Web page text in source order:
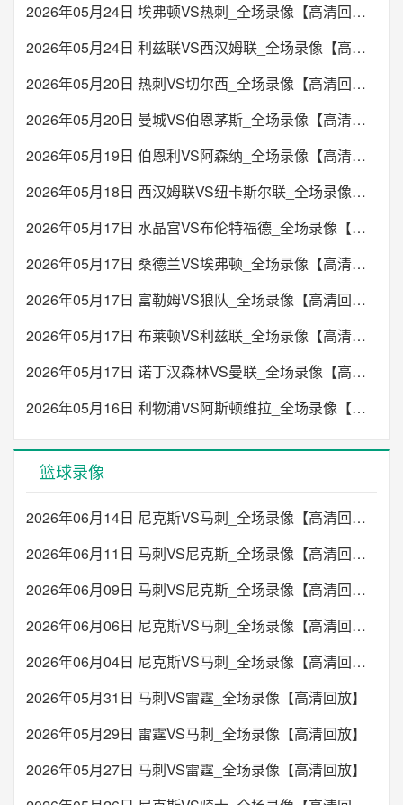
2026年05月24日 埃弗顿VS热刺_全场录像【高清回放】
2026年05月24日 利兹联VS西汉姆联_全场录像【高清回放】
2026年05月20日 热刺VS切尔西_全场录像【高清回放】
2026年05月20日 曼城VS伯恩茅斯_全场录像【高清回放】
2026年05月19日 伯恩利VS阿森纳_全场录像【高清回放】
2026年05月18日 西汉姆联VS纽卡斯尔联_全场录像【高清回放】
2026年05月17日 水晶宫VS布伦特福德_全场录像【高清回放】
2026年05月17日 桑德兰VS埃弗顿_全场录像【高清回放】
2026年05月17日 富勒姆VS狼队_全场录像【高清回放】
2026年05月17日 布莱顿VS利兹联_全场录像【高清回放】
2026年05月17日 诺丁汉森林VS曼联_全场录像【高清回放】
2026年05月16日 利物浦VS阿斯顿维拉_全场录像【高清回放】
篮球录像
2026年06月14日 尼克斯VS马刺_全场录像【高清回放】
2026年06月11日 马刺VS尼克斯_全场录像【高清回放】
2026年06月09日 马刺VS尼克斯_全场录像【高清回放】
2026年06月06日 尼克斯VS马刺_全场录像【高清回放】
2026年06月04日 尼克斯VS马刺_全场录像【高清回放】
2026年05月31日 马刺VS雷霆_全场录像【高清回放】
2026年05月29日 雷霆VS马刺_全场录像【高清回放】
2026年05月27日 马刺VS雷霆_全场录像【高清回放】